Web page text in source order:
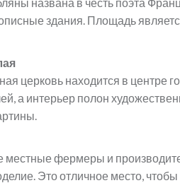
здания. Площадь
церковь находится в центре
а интерьер полон
фермеры и
Это отличное место,